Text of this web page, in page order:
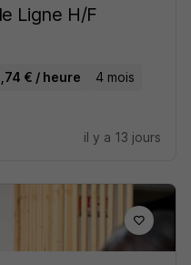
Ligne H/F
€ / heure 4 mois
il y a 13 jours